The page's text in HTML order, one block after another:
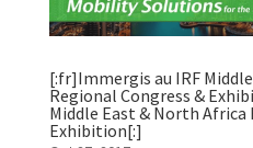
[:fr]Immergis au IRF
Regional Congress &
Middle East & North Africa
Exhibition[:]